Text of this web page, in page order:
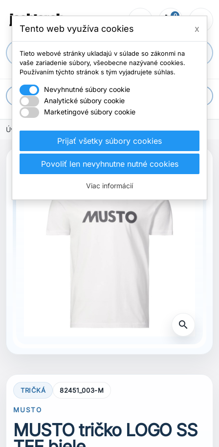
person_outline shopping_cart
0
Početmenu
apps Všetky kategórie
Úvodná stránka Oblečenie Tričká
Vypredané
search
TRIČKÁ 82451_003-M
MUSTO
MUSTO tričko LOGO SS
Tento web využíva cookies x
Tieto webové stránky ukladajú v súlade so zákonmi na
vaše zariadenie súbory, všeobecne nazývané cookies.
Používaním týchto stránok s tým vyjadrujete súhlas.
Nevyhnutné súbory cookie
Analytické súbory cookie
Marketingové súbory cookie
Prijať všetky súbory cookies
Povoliť len nevyhnutne nutné cookies
Viac informácií